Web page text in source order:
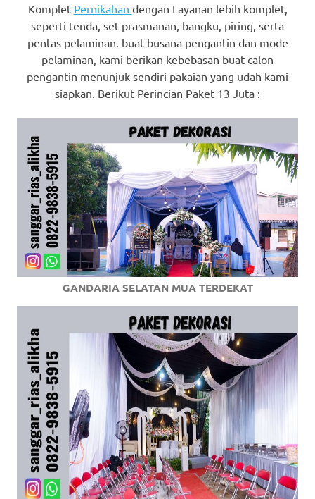
Komplet Pernikahan dengan Layanan lebih komplet,
seperti tenda, set prasmanan, bangku, piring, serta
pentas pelaminan. buat busana pengantin dan mode
pelaminan, kami berikan kebebasan buat calon
pengantin menunjuk sendiri pakaian yang udah kami
siapkan. Berikut Perincian Paket 13 Juta :
GANDARIA SELATAN MUA TERDEKAT